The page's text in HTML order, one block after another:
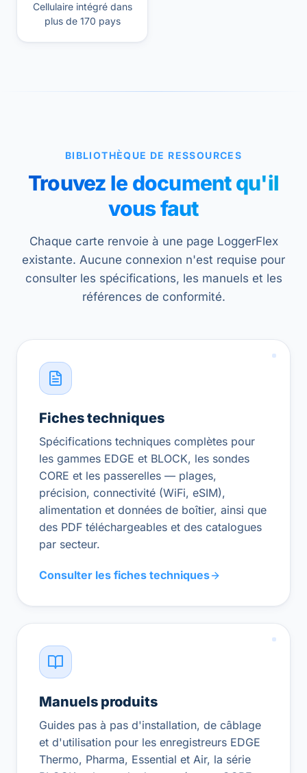
Cellulaire intégré dans
plus de 170 pays
BIBLIOTHÈQUE DE RESSOURCES
Trouvez le document qu'il
vous faut
Chaque carte renvoie à une page LoggerFlex
existante. Aucune connexion n'est requise pour
consulter les spécifications, les manuels et les
références de conformité.
Fiches techniques
Spécifications techniques complètes pour
les gammes EDGE et BLOCK, les sondes
CORE et les passerelles — plages,
précision, connectivité (WiFi, eSIM),
alimentation et données de boîtier, ainsi que
des PDF téléchargeables et des catalogues
par secteur.
Consulter les fiches techniques
Manuels produits
Guides pas à pas d'installation, de câblage
et d'utilisation pour les enregistreurs EDGE
Thermo, Pharma, Essential et Air, la série